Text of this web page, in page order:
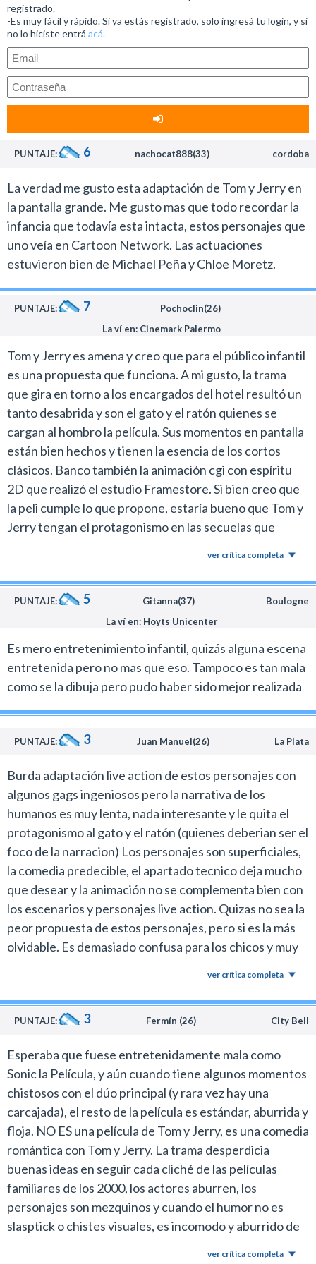
con un marcado tono infantil que apunta a entretener a
niños de entre cuatro y diez años.
Motivo por el cual la experiencia puede resultar no tan
placentera para los adultos que busquen esta película
por una cuestión nostálgica, aunque eso no significa
que todo sea un desastre.
personalidades del gato y el ratón, quienes se
los cortos tradicionales.
Tanto la interacción entre ellos como la comedia física
que ofrecen está en sintonía con la serie animada y
brinda los mejores momentos del film.
La representación de los protagonistas se trabajó a
través de la animación tradicional e incluye la
participación de personajes secundarios que fueron
parte de los cortos, más un cameo especial de dos
Un detalle interesante es que no los distorsionaron con
la infumable corrección política de estos días. Jerry
durante buena parte de la trama se desempeña como
un ocupa dentro de un hotel lujoso, roba cosas que no
le pertenecen y es el que inicia la tradicional pelea con
Tom, a quien le sobran motivos para buscar una
venganza.
Más tarde unen fuerzas contra un enemigo en común
tenga una presencia considerable dentro del relato.
El problema con el trabajo de Story es que el
argumento que rodea a los dibujos animados con los
actores reales es penosamente desapasionado.
Para lo que representan Tom y Jerry en la animación
esto que ofrece Warner termina siendo pobre. Lo
curioso de esta situación es que el estudio en los
últimos años estrenó muy buenas películas para el dvd,
Sherlock Holmes y el mundo del Mago de Oz con
Claro que en esos casos hubo otro equipo de
producción.
De todos modos llama la atención que no le dedicaran
más esfuerzo al guión.
Chloe Moretz y Michael Peña (en piloto automático)
reman como pueden un conflicto insulso sobre la
organización de una boda en un hotel que nunca les
brinda la posibilidad de destacarse.
El director intenta construir una supuesta comedia de
enredos con los personajes humanos pero no termina
aburrida, Tom y Jerry la levantan por completo con sus
intervenciones y consiguen que el espectáculo sea
llevadero para los adultos.
Tampoco ayudó la elección de Story de centrar la banda
de sonido exclusivamente en el hip hop que después del
tercer tema se vuelve tedioso.
De todos modos, con todas sus falencias creo que la
película puede resultar más placentera para el público
infantil y en ese sentido cumple su objetivo.
registrado.
-Es muy fácil y rápido. Si ya estás registrado, solo ingresá tu login, y si
no lo hiciste entrá acá.
PUNTAJE: 6 nachocat888(33) cordoba
La verdad me gusto esta adaptación de Tom y Jerry en
la pantalla grande. Me gusto mas que todo recordar la
infancia que todavía esta intacta, estos personajes que
uno veía en Cartoon Network. Las actuaciones
estuvieron bien de Michael Peña y Chloe Moretz.
PUNTAJE: 7
Pochoclin(26)
La ví en: Cinemark Palermo
Tom y Jerry es amena y creo que para el público infantil
es una propuesta que funciona. A mi gusto, la trama
que gira en torno a los encargados del hotel resultó un
tanto desabrida y son el gato y el ratón quienes se
cargan al hombro la película. Sus momentos en pantalla
están bien hechos y tienen la esencia de los cortos
clásicos. Banco también la animación cgi con espíritu
2D que realizó el estudio Framestore. Si bien creo que
la peli cumple lo que propone, estaría bueno que Tom y
Jerry tengan el protagonismo en las secuelas que
ver crítica completa
PUNTAJE: 5 Gitanna(37)
Boulogne
La ví en: Hoyts Unicenter
Es mero entretenimiento infantil, quizás alguna escena
entretenida pero no mas que eso. Tampoco es tan mala
como se la dibuja pero pudo haber sido mejor realizada
PUNTAJE: 3 Juan Manuel(26) La Plata
Burda adaptación live action de estos personajes con
algunos gags ingeniosos pero la narrativa de los
humanos es muy lenta, nada interesante y le quita el
protagonismo al gato y el ratón (quienes deberian ser el
foco de la narracion) Los personajes son superficiales,
la comedia predecible, el apartado tecnico deja mucho
que desear y la animación no se complementa bien con
los escenarios y personajes live action. Quizas no sea la
peor propuesta de estos personajes, pero si es la más
olvidable. Es demasiado confusa para los chicos y muy
ver crítica completa
PUNTAJE: 3 Fermín (26) City Bell
Esperaba que fuese entretenidamente mala como
Sonic la Película, y aún cuando tiene algunos momentos
chistosos con el dúo principal (y rara vez hay una
carcajada), el resto de la película es estándar, aburrida y
floja. NO ES una película de Tom y Jerry, es una comedia
romántica con Tom y Jerry. La trama desperdicia
buenas ideas en seguir cada cliché de las películas
familiares de los 2000, los actores aburren, los
personajes son mezquinos y cuando el humor no es
slasptick o chistes visuales, es incomodo y aburrido de
ver crítica completa